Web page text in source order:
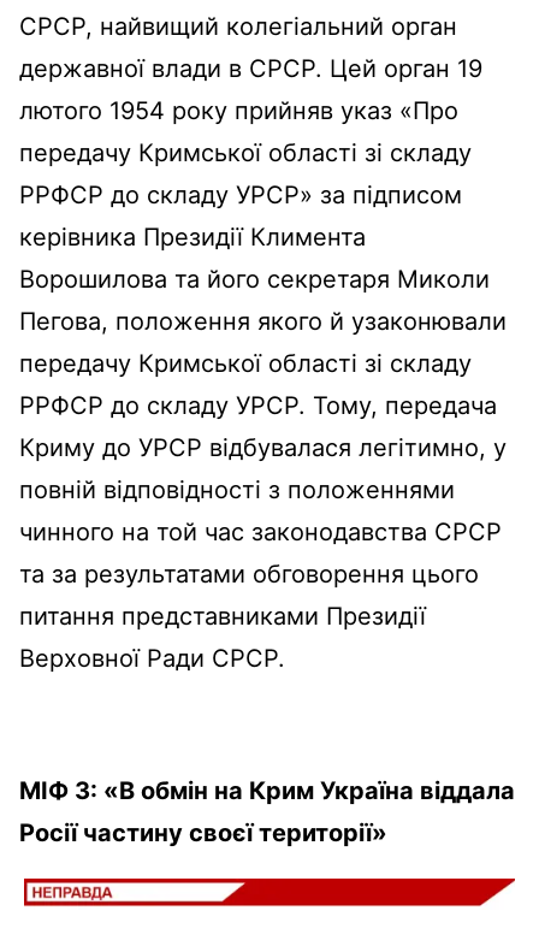
СРСР, найвищий колегіальний орган
державної влади в СРСР. Цей орган 19
лютого 1954 року прийняв указ «Про
передачу Кримської області зі складу
РРФСР до складу УРСР» за підписом
керівника Президії Климента
Ворошилова та його секретаря Миколи
Пегова, положення якого й узаконювали
передачу Кримської області зі складу
РРФСР до складу УРСР. Тому, передача
Криму до УРСР відбувалася легітимно, у
повній відповідності з положеннями
чинного на той час законодавства СРСР
та за результатами обговорення цього
питання представниками Президії
Верховної Ради СРСР.
МІФ 3: «В обмін на Крим Україна віддала
Росії частину своєї території»